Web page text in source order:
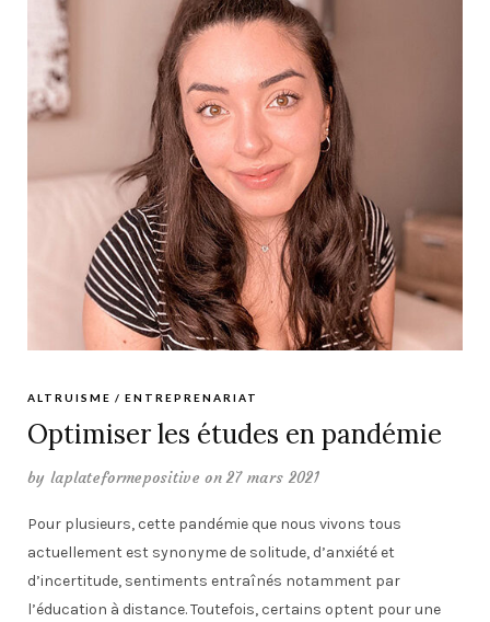
ALTRUISME ENTREPRENARIAT
Optimiser les études en pandémie
by laplateformepositive on 27 mars 2021
Pour plusieurs, cette pandémie que nous vivons tous
actuellement est synonyme de solitude, d’anxiété et
d’incertitude, sentiments entraînés notamment par
l’éducation à distance. Toutefois, certains optent pour une